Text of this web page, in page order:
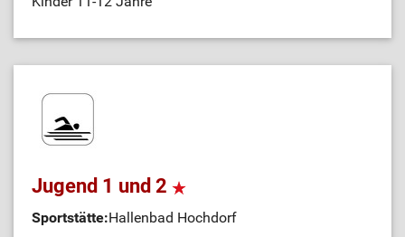
Jugend 1 und 2
Sportstätte:Hallenbad Hochdorf